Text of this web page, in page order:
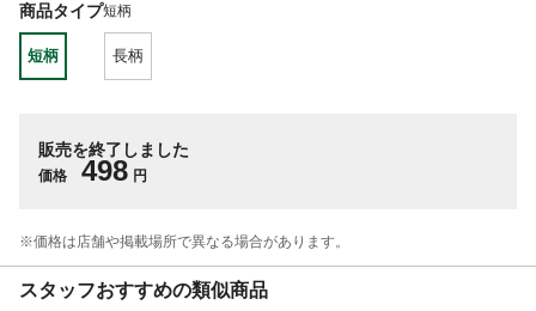
商品タイプ短柄
短柄 長柄
販売を終了しました
価格 498 円
※価格は​店舗や​掲載場所で​異なる​場合が​あります。
スタッフおすすめの類似商品